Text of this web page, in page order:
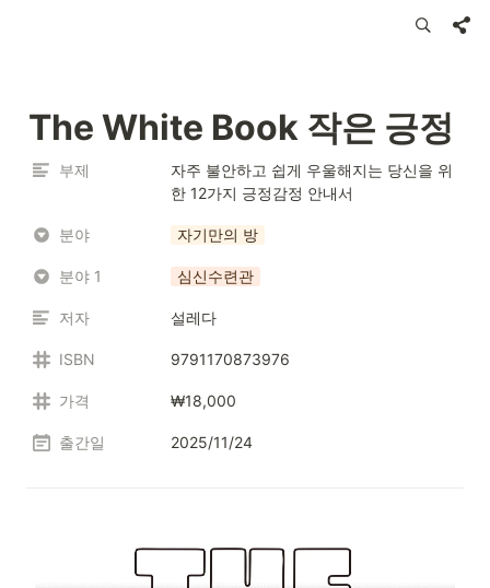
The White Book 작은 긍정
부제
자주 불안하고 쉽게 우울해지는 당신을 위
한 12가지 긍정감정 안내서
분야 자기만의 방
분야 1 심신수련관
저자 설레다
ISBN 9791170873976
가격 ₩18,000
출간일 2025/11/24